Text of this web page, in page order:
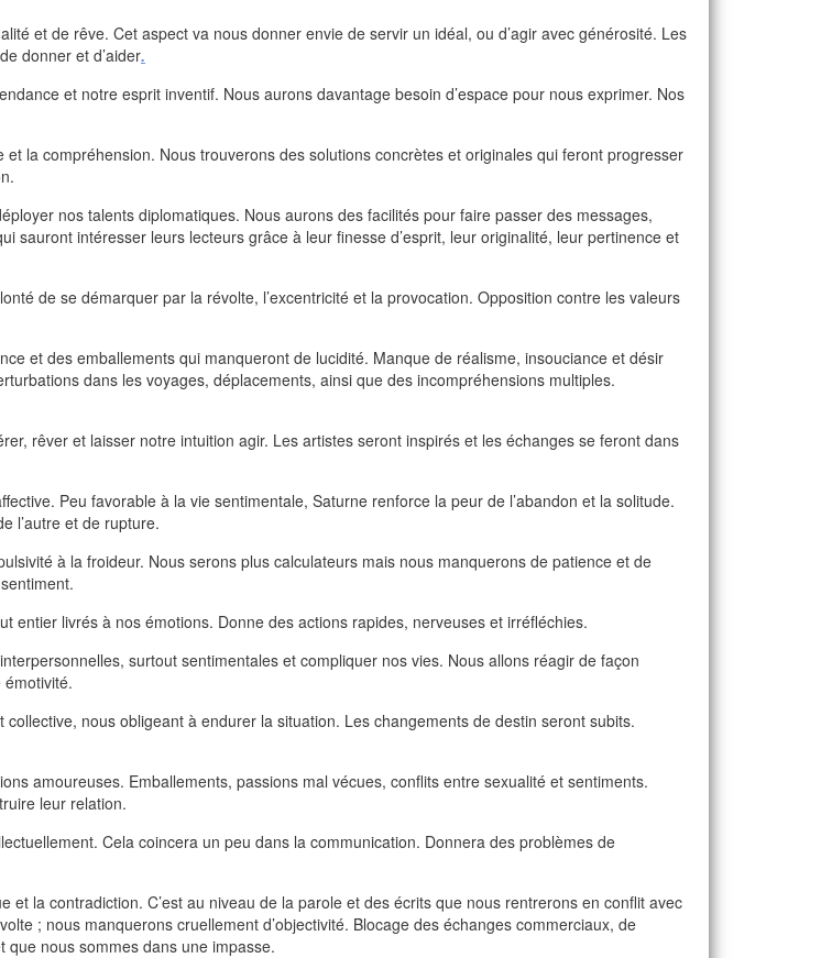
et de rêve. Cet aspect va nous donner envie de servir un idéal, ou d’agir avec générosité. Les
donner et d’aider.
et notre esprit inventif. Nous aurons davantage besoin d’espace pour nous exprimer. Nos
et la compréhension. Nous trouverons des solutions concrètes et originales qui feront progresser
nos talents diplomatiques. Nous aurons des facilités pour faire passer des messages,
sauront intéresser leurs lecteurs grâce à leur finesse d’esprit, leur originalité, leur pertinence et
de se démarquer par la révolte, l’excentricité et la provocation. Opposition contre les valeurs
et des emballements qui manqueront de lucidité. Manque de réalisme, insouciance et désir
dans les voyages, déplacements, ainsi que des incompréhensions multiples.
rêver et laisser notre intuition agir. Les artistes seront inspirés et les échanges se feront dans
Peu favorable à la vie sentimentale, Saturne renforce la peur de l’abandon et la solitude.
l’autre et de rupture.
à la froideur. Nous serons plus calculateurs mais nous manquerons de patience et de
entier livrés à nos émotions. Donne des actions rapides, nerveuses et irréfléchies.
surtout sentimentales et compliquer nos vies. Nous allons réagir de façon
collective, nous obligeant à endurer la situation. Les changements de destin seront subits.
amoureuses. Emballements, passions mal vécues, conflits entre sexualité et sentiments.
leur relation.
Cela coincera un peu dans la communication. Donnera des problèmes de
et la contradiction. C’est au niveau de la parole et des écrits que nous rentrerons en conflit avec
; nous manquerons cruellement d’objectivité. Blocage des échanges commerciaux, de
que nous sommes dans une impasse.